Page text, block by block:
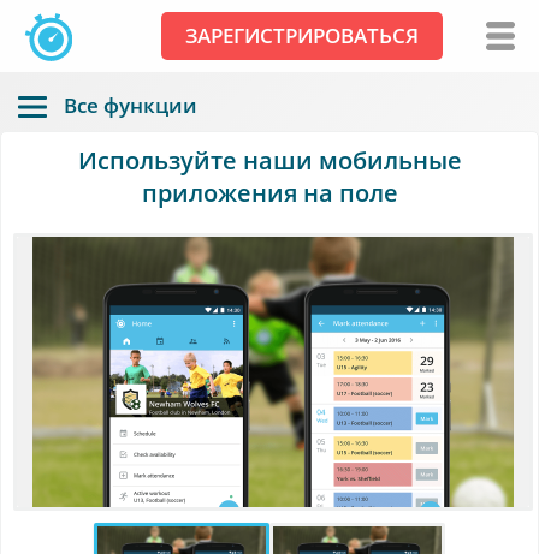
ЗАРЕГИСТРИРОВАТЬСЯ
Все функции
Используйте наши мобильные
приложения на поле